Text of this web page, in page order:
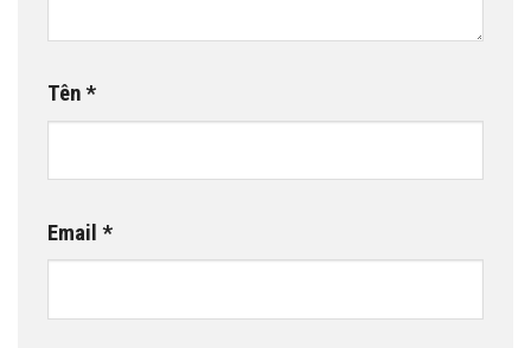
Tên*
Email *